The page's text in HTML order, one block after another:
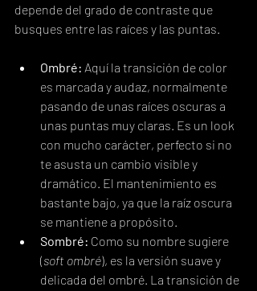
depende del grado de contraste que
busques entre las raíces y las puntas.
Ombré: Aquí la transición de color
es marcada y audaz, normalmente
pasando de unas raíces oscuras a
unas puntas muy claras. Es un look
con mucho carácter, perfecto si no
te asusta un cambio visible y
dramático. El mantenimiento es
bastante bajo, ya que la raíz oscura
se mantiene a propósito.
Sombré: Como su nombre sugiere
(soft ombré), es la versión suave y
delicada del ombré. La transición de